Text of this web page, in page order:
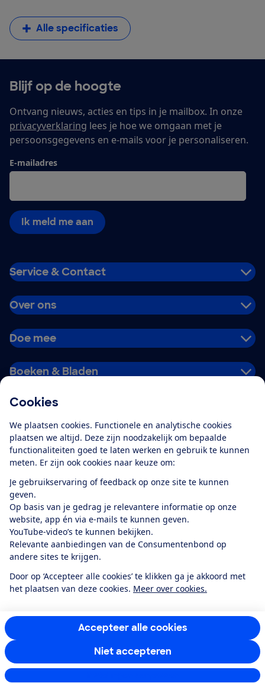
Cookies
We plaatsen cookies. Functionele en analytische cookies
plaatsen we altijd. Deze zijn noodzakelijk om bepaalde
functionaliteiten goed te laten werken en gebruik te kunnen
meten. Er zijn ook cookies naar keuze om:
Je gebruikservaring of feedback op onze site te kunnen
geven.
Op basis van je gedrag je relevantere informatie op onze
website, app én via e-mails te kunnen geven.
YouTube-video’s te kunnen bekijken.
Relevante aanbiedingen van de Consumentenbond op
andere sites te krijgen.
Door op ‘Accepteer alle cookies’ te klikken ga je akkoord met
het plaatsen van deze cookies. Meer over cookies.
Accepteer alle cookies
Niet accepteren
Alle specificaties
Blijf op de hoogte
Ontvang nieuws, acties en tips in je mailbox. In onze
privacyverklaring lees je hoe we omgaan met je
persoonsgegevens en e-mails voor je personaliseren.
E-mailadres
Ik meld me aan
Service & Contact
Over ons
Doe mee
Boeken & Bladen
Alles over de
app
Algemene Voorwaarden
Privacyverklaring
Cookiebeleid
Privacyvoorkeuren
Toegankelijkheid
RSS-feed nieuws
Facebook
TwitterInstagram
YoutubeLinkedIn
12.901consumentenbeoordelen de Consumentenbondmet gemiddeld